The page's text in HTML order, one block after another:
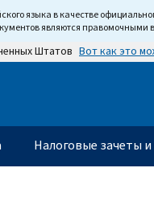
языка в качестве
являются
Штатов Вот как это
Налоговые зачеты